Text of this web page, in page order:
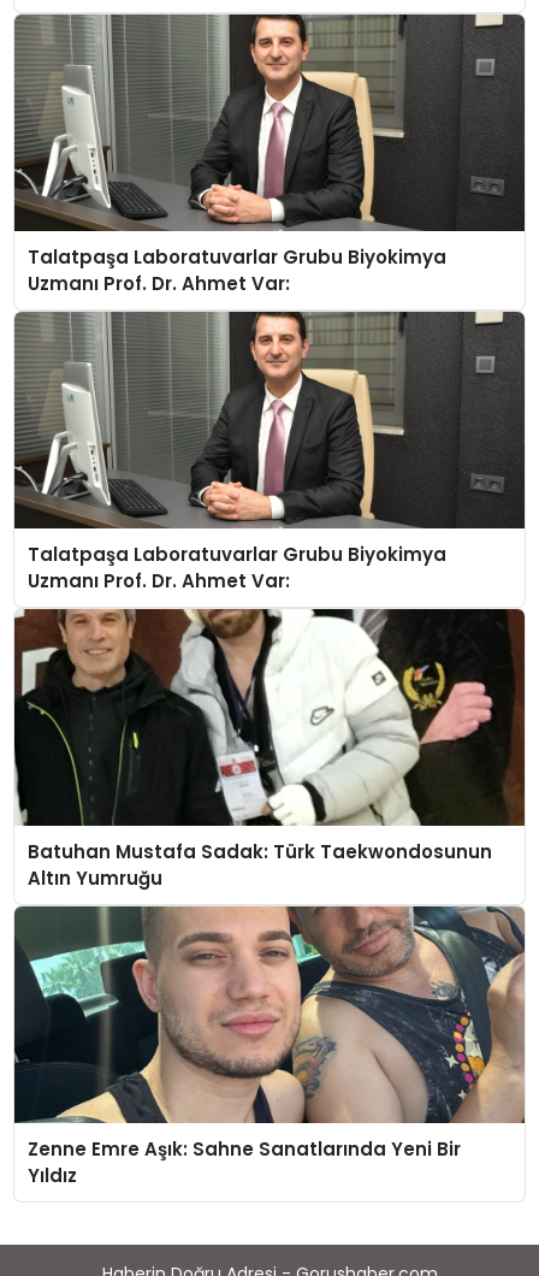
Talatpaşa Laboratuvarlar Grubu Biyokimya
Uzmanı Prof. Dr. Ahmet Var:
Talatpaşa Laboratuvarlar Grubu Biyokimya
Uzmanı Prof. Dr. Ahmet Var:
Batuhan Mustafa Sadak: Türk Taekwondosunun
Altın Yumruğu
Zenne Emre Aşık: Sahne Sanatlarında Yeni Bir
Yıldız